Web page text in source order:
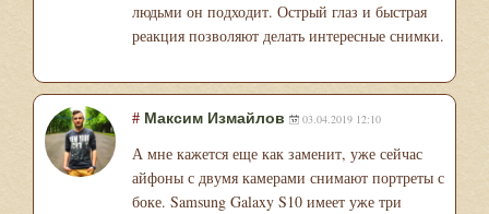
людьми он подходит. Острый глаз и быстрая
реакция позволяют делать интересные снимки.
# Максим Измайлов 03.04.2019 12:10
А мне кажется еще как заменит, уже сейчас
айфоны с двумя камерами снимают портреты с
боке. Samsung Galaxy S10 имеет уже три